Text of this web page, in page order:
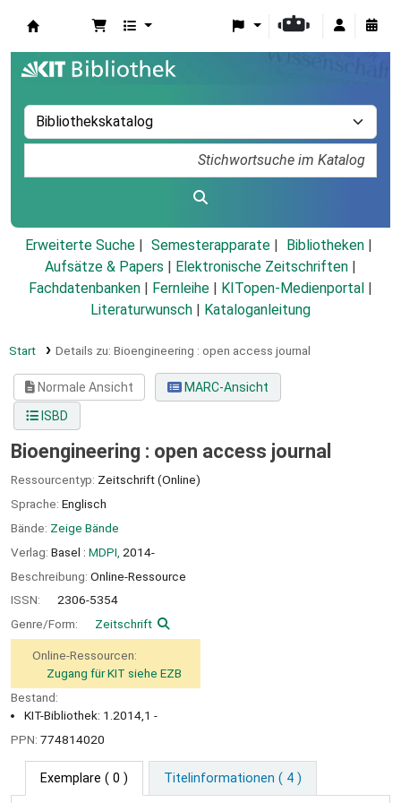
Erweiterte Suche Semesterapparate
Bibliotheken
Aufsätze & Papers
Elektronische Zeitschriften
Fachdatenbanken
Fernleihe KITopen-Medienportal
Literaturwunsch
Kataloganleitung
Start Details zu: Bioengineering : open access journal
Normale Ansicht
MARC-Ansicht
ISBD
Bioengineering : open access journal
Ressourcentyp: Zeitschrift (Online)
Sprache: Englisch
Bände: Zeige Bände
Verlag: Basel : MDPI, 2014-
Beschreibung: Online-Ressource
ISSN:
2306-5354
Genre/Form:
Zeitschrift
Online-Ressourcen:
Zugang für KIT siehe EZB
Bestand:
KIT-Bibliothek: 1.2014,1 -
PPN: 774814020
Exemplare ( 0 ) Titelinformationen ( 4 )